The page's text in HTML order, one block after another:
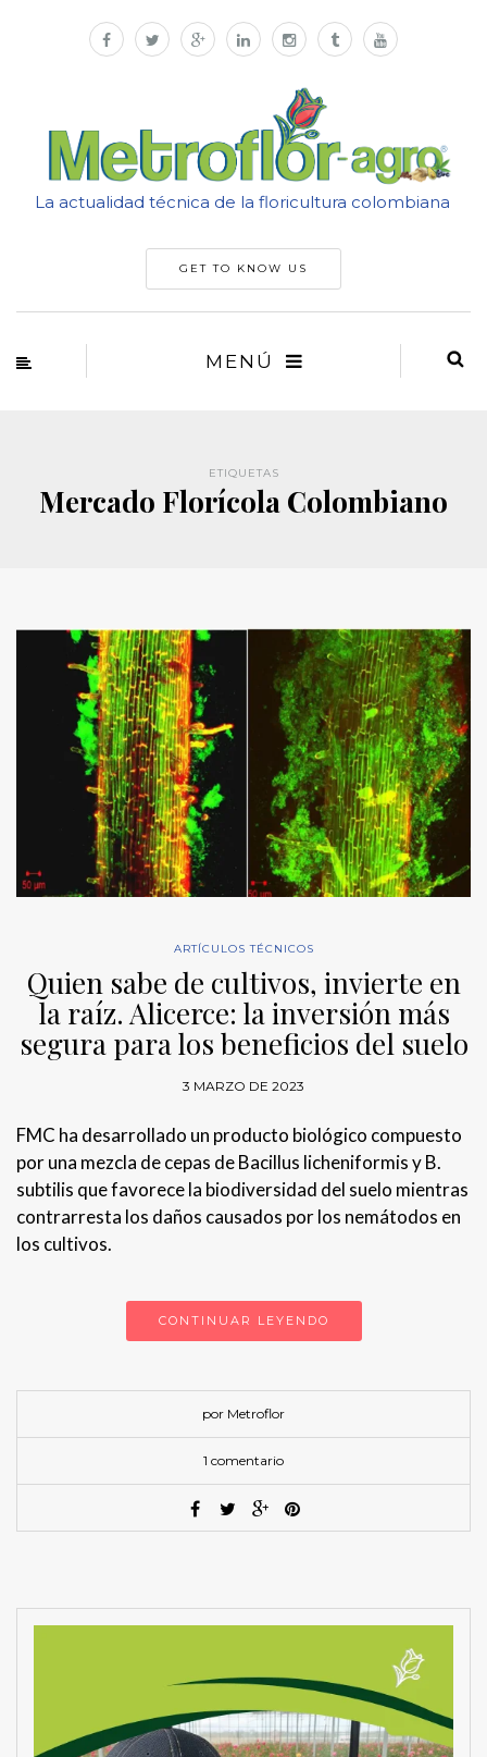
La actualidad técnica de la floricultura colombiana
GET TO KNOW US
MENÚ
ETIQUETAS
Mercado Florícola Colombiano
ARTÍCULOS TÉCNICOS
Quien sabe de cultivos, invierte en
la raíz. Alicerce: la inversión más
segura para los beneficios del suelo
3 MARZO DE 2023
FMC ha desarrollado un producto biológico compuesto
por una mezcla de cepas de Bacillus licheniformis y B.
subtilis que favorece la biodiversidad del suelo mientras
contrarresta los daños causados por los nemátodos en
los cultivos.
CONTINUAR LEYENDO
por Metroflor
1 comentario